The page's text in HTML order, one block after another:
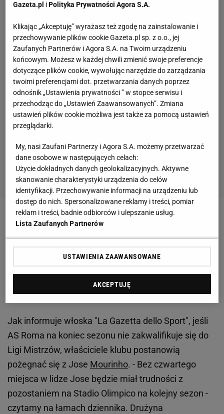
Zobacz wideoAhonen upił się tam, a potem skoczył
do Planicy
Włoskie media podają, że czas Jose Mourinho w
AS Romie powoli się kończy
Jak informuje włoska "La Gazetta dello Sport", jeśli
AS Roma na koniec sezonu nie zakwalifikuje się do
Ligi Mistrzów, właściciele klubu postanowią
pożegnać się z Jose Mourinho. - Bez czwartego
miejsca w lidze Jose będzie miał trudności z
pozostaniem na Stadio Olimpico na kolejny sezon -
czytamy na łamach dziennika. Drużyna
Gazeta.pl iPolityka Prywatności Agora S.A.
Klikając „Akceptuję” wyrażasz też zgodę na zainstalowanie i
przechowywanie plików cookie Gazeta.pl sp. z o.o., jej
Zaufanych Partnerów i Agora S.A. na Twoim urządzeniu
końcowym. Możesz w każdej chwili zmienić swoje preferencje
dotyczące plików cookie, wywołując narzędzie do zarządzania
twoimi preferencjami dot. przetwarzania danych poprzez
odnośnik „Ustawienia prywatności ” w stopce serwisu i
przechodząc do „Ustawień Zaawansowanych”. Zmiana
ustawień plików cookie możliwa jest także za pomocą ustawień
przeglądarki.
My, nasi Zaufani Partnerzy i Agora S.A. możemy przetwarzać
dane osobowe w następujących celach:
Użycie dokładnych danych geolokalizacyjnych. Aktywne
skanowanie charakterystyki urządzenia do celów
identyfikacji. Przechowywanie informacji na urządzeniu lub
dostęp do nich. Spersonalizowane reklamy i treści, pomiar
reklam i treści, badnie odbiorców i ulepszanie usług.
Lista Zaufanych Partnerów
USTAWIENIA ZAAWANSOWANE
AKCEPTUJĘ